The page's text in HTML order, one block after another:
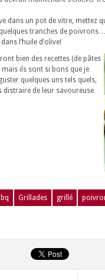
dans un pot de vitre,
tranches de
l’huile d’olive!
bien des recettes (de pâtes
mais ils sont si bons que je
quelques uns tels quels,
distraire de leur savoureuse
Grillades grillé